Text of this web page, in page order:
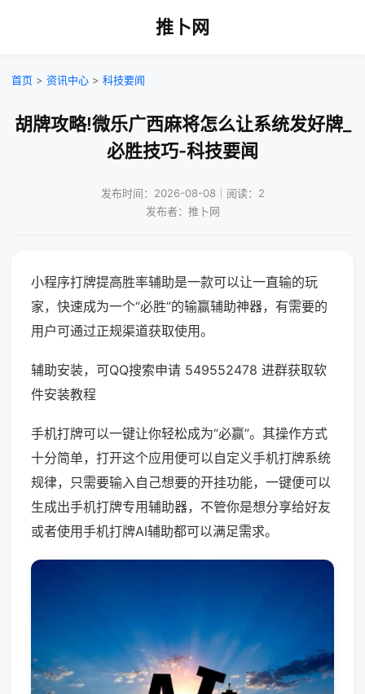
推卜网
首页 > 资讯中心 > 科技要闻
胡牌攻略!微乐广西麻将怎么让系统发好牌_
必胜技巧-科技要闻
发布时间：2026-08-08｜阅读：2
发布者：推卜网
小程序打牌提高胜率辅助是一款可以让一直输的玩
家，快速成为一个“必胜”的输赢辅助神器，有需要的
用户可通过正规渠道获取使用。
辅助安装，可QQ搜索申请 549552478 进群获取软
件安装教程
手机打牌可以一键让你轻松成为“必赢”。其操作方式
十分简单，打开这个应用便可以自定义手机打牌系统
规律，只需要输入自己想要的开挂功能，一键便可以
生成出手机打牌专用辅助器，不管你是想分享给好友
或者使用手机打牌AI辅助都可以满足需求。